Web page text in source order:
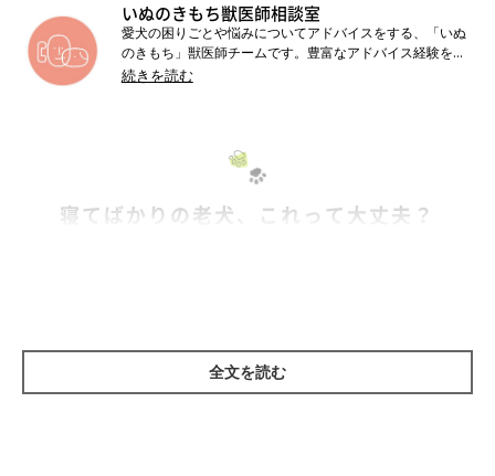
いぬのきもち獣医師相談室
愛犬の困りごとや悩みについてアドバイスをする、「いぬ
のきもち」獣医師チームです。豊富なアドバイス経験をも
とにした丁寧な情報発信を心がけています。
続きを読む
寝てばかりの老犬、これって大丈夫？
全文を読む